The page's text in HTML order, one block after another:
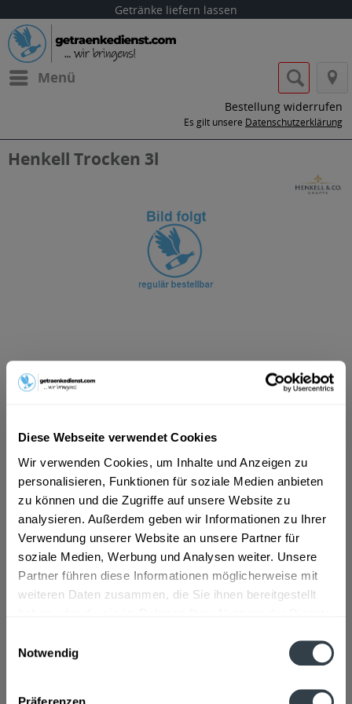
Diese Webseite verwendet Cookies
Wir verwenden Cookies, um Inhalte und Anzeigen zu
personalisieren, Funktionen für soziale Medien anbieten
zu können und die Zugriffe auf unsere Website zu
analysieren. Außerdem geben wir Informationen zu Ihrer
Verwendung unserer Website an unsere Partner für
soziale Medien, Werbung und Analysen weiter. Unsere
Partner führen diese Informationen möglicherweise mit
weiteren Daten zusammen, die Sie ihnen bereitgestellt
Notwendig
Getränke liefern lassen
Menü
Bestellung widerrufen
Es gilt unsere Datenschutzerklärung
Henkell Trocken 3l
ab 101,01 € *
Vorrätig
In den Warenkorb
Artikel-Nr.:
27135
Beschreibung
mehr
Flaschengröße: